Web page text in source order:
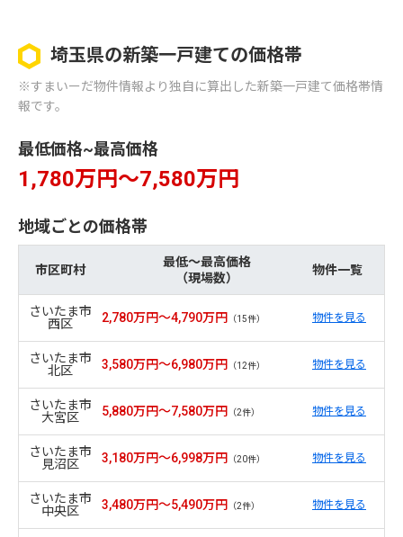
埼玉県の新築一戸建ての価格帯
※すまいーだ物件情報より独自に算出した新築一戸建て価格帯情
報です。
最低価格~最高価格
1,780万円～7,580万円
地域ごとの価格帯
市区町村
最低～最高価格
（現場数）
物件一覧
さいたま市
西区
2,780万円～4,790万円 （15件） 物件を見る
さいたま市
北区
3,580万円～6,980万円 （12件） 物件を見る
さいたま市
大宮区
5,880万円～7,580万円 （2件） 物件を見る
さいたま市
見沼区
3,180万円～6,998万円 （20件） 物件を見る
さいたま市
中央区
3,480万円～5,490万円 （2件） 物件を見る